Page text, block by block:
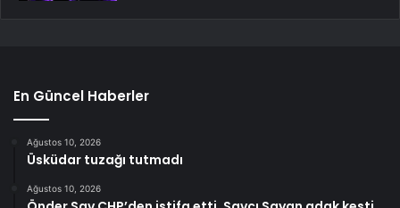
En Güncel Haberler
Ağustos 10, 2026
Üsküdar tuzağı tutmadı
Ağustos 10, 2026